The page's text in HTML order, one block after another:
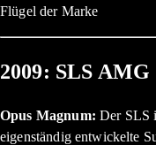
Flügel der Marke
2009: SLS AMG
Opus Magnum: Der SLS
eigenständig entwickelte